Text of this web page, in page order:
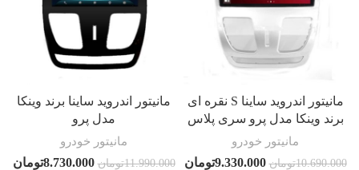
مانیتور اندروید ساینا S نقره ای
برند وینکا مدل پرو سری پلاس
مانیتور خودرو
10.690.000تومان 9.330.000تومان
مانیتور اندروید ساینا برند وینکا
مدل پرو
مانیتور خودرو
11.990.000تومان 8.730.000تومان